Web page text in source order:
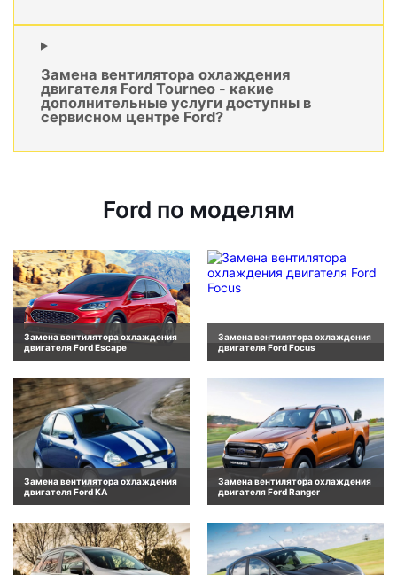
Замена вентилятора охлаждения
двигателя Ford Tourneo - какие
дополнительные услуги доступны в
сервисном центре Ford?
Ford по моделям
Замена вентилятора охлаждения
двигателя Ford Escape
Замена вентилятора охлаждения
двигателя Ford Focus
Замена вентилятора охлаждения
двигателя Ford KA
Замена вентилятора охлаждения
двигателя Ford Ranger